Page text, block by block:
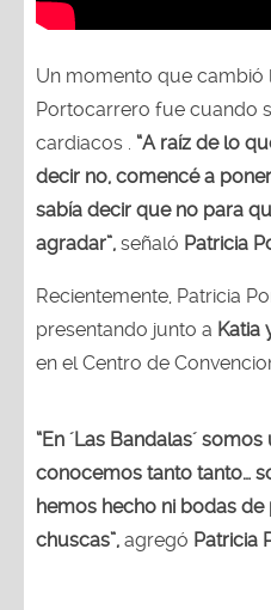
Un momento que cambió
Portocarrero fue cuando
cardiacos . “A raíz de lo
decir no, comencé a
sabía decir que no para
agradar”, señaló Patricia
Recientemente, Patricia
presentando junto a Katia
en el Centro de
“En ´Las Bandalas´
conocemos tanto tanto…
hemos hecho ni bodas
chuscas”, agregó Patricia